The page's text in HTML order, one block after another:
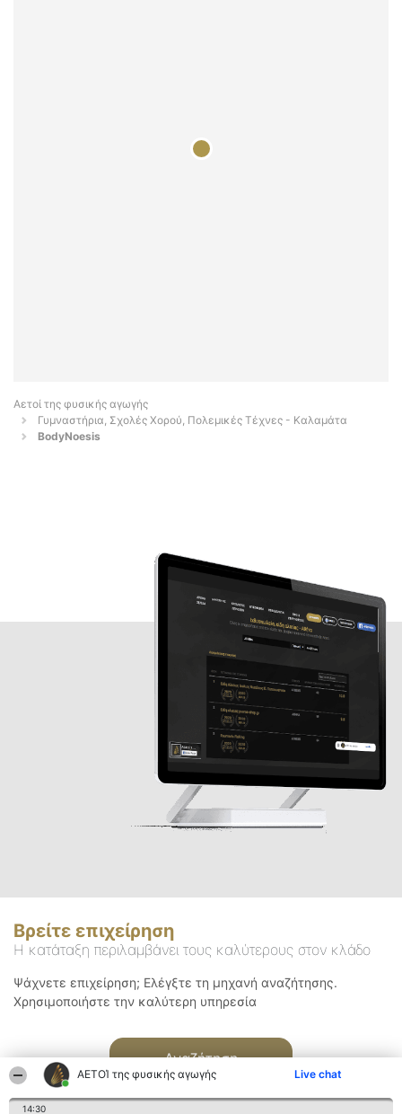
ΑΕΤΟΊ της φυσικής αγωγής Live chat
14:30
Αετοί της φυσικής αγωγής
Γυμναστήρια, Σχολές Χορού, Πολεμικές Τέχνες - Καλαμάτα
BodyNoesis
Βρείτε επιχείρηση
Η κατάταξη περιλαμβάνει τους καλύτερους στον κλάδο
Ψάχνετε επιχείρηση; Ελέγξτε τη μηχανή αναζήτησης.
Χρησιμοποιήστε την καλύτερη υπηρεσία
Αναζήτηση